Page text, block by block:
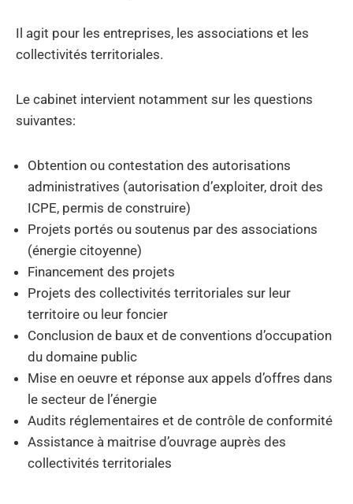
Il agit pour les entreprises, les associations et les
collectivités territoriales.
Le cabinet intervient notamment sur les questions
suivantes:
Obtention ou contestation des autorisations
administratives (autorisation d’exploiter, droit des
ICPE, permis de construire)
Projets portés ou soutenus par des associations
(énergie citoyenne)
Financement des projets
Projets des collectivités territoriales sur leur
territoire ou leur foncier
Conclusion de baux et de conventions d’occupation
du domaine public
Mise en oeuvre et réponse aux appels d’offres dans
le secteur de l’énergie
Audits réglementaires et de contrôle de conformité
Assistance à maitrise d’ouvrage auprès des
collectivités territoriales